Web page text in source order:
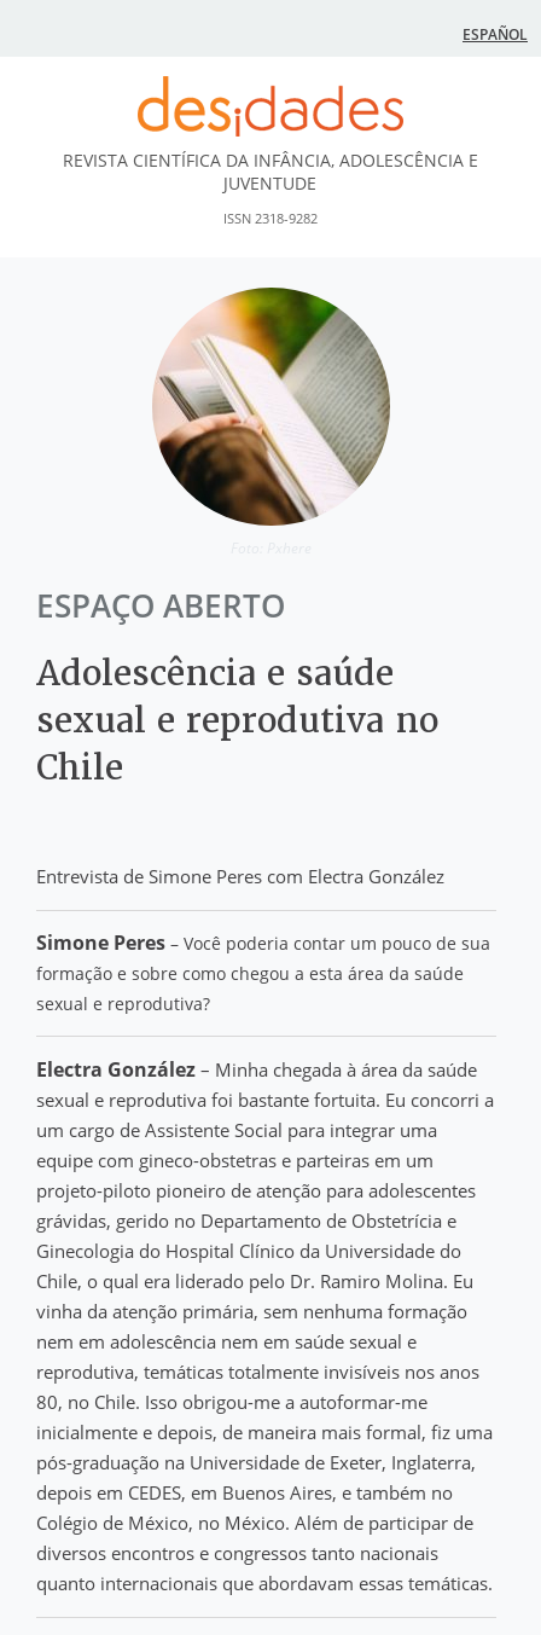
ESPAÑOL
DESidades
REVISTA CIENTÍFICA DA INFÂNCIA, ADOLESCÊNCIA E
JUVENTUDE
ISSN 2318-9282
ESPAÇO ABERTO
Adolescência e saúde
sexual e reprodutiva no
Chile
Entrevista de Simone Peres com Electra González
Simone Peres – Você poderia contar um pouco de sua
formação e sobre como chegou a esta área da saúde
sexual e reprodutiva?
Electra González – Minha chegada à área da saúde
sexual e reprodutiva foi bastante fortuita. Eu concorri a
um cargo de Assistente Social para integrar uma
equipe com gineco-obstetras e parteiras em um
projeto-piloto pioneiro de atenção para adolescentes
grávidas, gerido no Departamento de Obstetrícia e
Ginecologia do Hospital Clínico da Universidade do
Chile, o qual era liderado pelo Dr. Ramiro Molina. Eu
vinha da atenção primária, sem nenhuma formação
nem em adolescência nem em saúde sexual e
reprodutiva, temáticas totalmente invisíveis nos anos
80, no Chile. Isso obrigou-me a autoformar-me
inicialmente e depois, de maneira mais formal, fiz uma
pós-graduação na Universidade de Exeter, Inglaterra,
depois em CEDES, em Buenos Aires, e também no
Colégio de México, no México. Além de participar de
diversos encontros e congressos tanto nacionais
quanto internacionais que abordavam essas temáticas.